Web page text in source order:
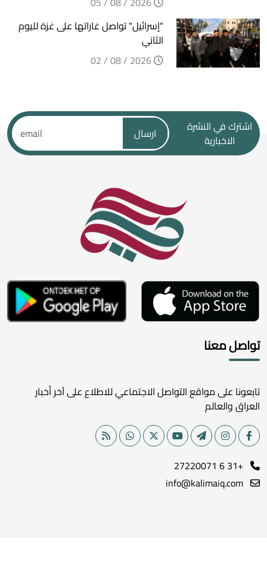
"إسرائيل" تواصل غاراتها على غزة لليوم
الثاني
اشترك في النشرة
الاخبارية
ارسال
تواصل معنا
تابعونا على مواقع التواصل الاجتماعي للاطلاع على آخر أخبار
العراق والعالم
+31 6 27220071
info@kalimaiq.com